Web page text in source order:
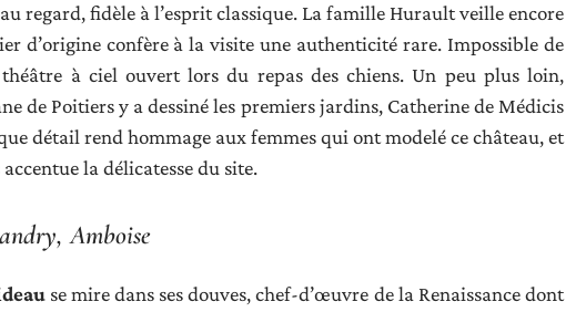
regard, fidèle à l’esprit classique. La famille Hurault veille encore
d’origine confère à la visite une authenticité rare. Impossible de
à ciel ouvert lors du repas des chiens. Un peu plus loin,
de Poitiers y a dessiné les premiers jardins, Catherine de Médicis
détail rend hommage aux femmes qui ont modelé ce château, et
la délicatesse du site.
Amboise
se mire dans ses douves, chef-d’œuvre de la Renaissance dont